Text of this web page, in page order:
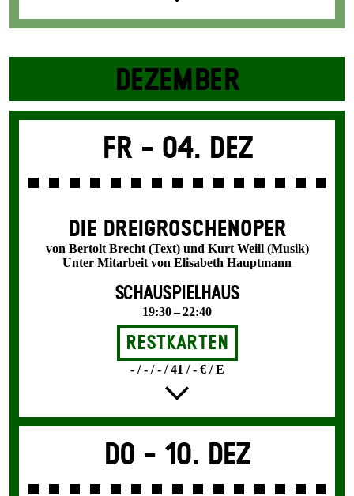
DEZEMBER
Fr - 04. Dez
DIE DREI­GROSCHEN­OPER
von Bertolt Brecht (Text) und Kurt Weill (Musik)
Unter Mitarbeit von Elisabeth Hauptmann
SCHAUSPIELHAUS
19:30 – 22:40
Restkarten
- / - / - / 41 / - € / E
Do - 10. Dez